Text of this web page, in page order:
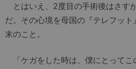
とはいえ、2度目の手術後はさす
だ。その心境を母国の『テレフッ
末のこと。
「ケガをした時は、僕にとってこ